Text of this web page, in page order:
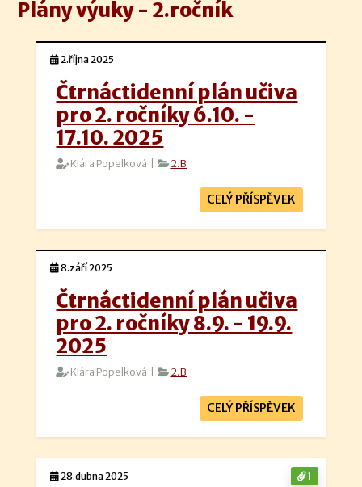
Plány výuky - 2.ročník
2.října 2025
Čtrnáctidenní plán učiva
pro 2. ročníky 6.10. -
17.10. 2025
Klára Popelková | 2.B
CELÝ PŘÍSPĚVEK
8.září 2025
Čtrnáctidenní plán učiva
pro 2. ročníky 8.9. - 19.9.
2025
Klára Popelková | 2.B
CELÝ PŘÍSPĚVEK
1
28.dubna 2025